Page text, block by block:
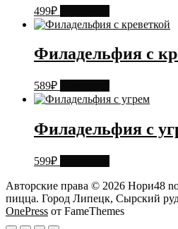
499₽
Филадельфия с
589₽
Филадельфия с
599₽
Авторские права © 2026 Нори48
пицца. Город Липецк, Сырский
OnePress от FameThemes